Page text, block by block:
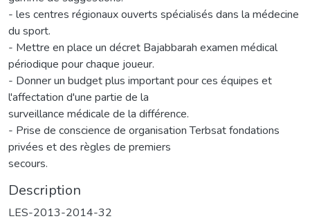
- les centres régionaux ouverts spécialisés dans la médecine
du sport.
- Mettre en place un décret Bajabbarah examen médical
périodique pour chaque joueur.
- Donner un budget plus important pour ces équipes et
l'affectation d'une partie de la
surveillance médicale de la différence.
- Prise de conscience de organisation Terbsat fondations
privées et des règles de premiers
secours.
Description
LES-2013-2014-32